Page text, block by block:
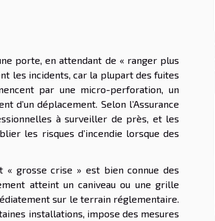
porte, en attendant de « ranger plus
les incidents, car la plupart des fuites
par une micro-perforation, un
d’un déplacement. Selon l’Assurance
à surveiller de près, et les
les risques d’incendie lorsque des
« grosse crise » est bien connue des
atteint un caniveau ou une grille
sur le terrain réglementaire.
installations, impose des mesures